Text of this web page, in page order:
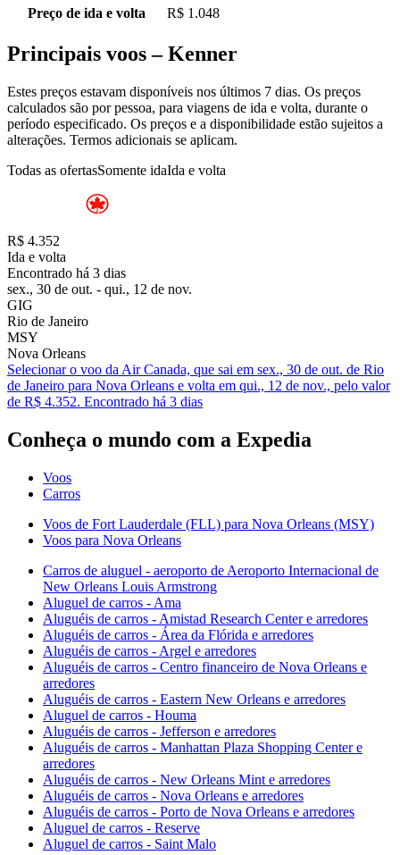
Preço de ida e volta
R$ 1.048
Principais voos – Kenner
Estes preços estavam disponíveis nos últimos 7 dias. Os preços
calculados são por pessoa, para viagens de ida e volta, durante o
período especificado. Os preços e a disponibilidade estão sujeitos a
alterações. Termos adicionais se aplicam.
Todas as ofertasSomente idaIda e volta
R$ 4.352
Ida e volta
Encontrado há 3 dias
sex., 30 de out. - qui., 12 de nov.
GIG
Rio de Janeiro
MSY
Nova Orleans
Selecionar o voo da Air Canada, que sai em sex., 30 de out. de Rio
de Janeiro para Nova Orleans e volta em qui., 12 de nov., pelo valor
de R$ 4.352. Encontrado há 3 dias
Conheça o mundo com a Expedia
Voos
Carros
Voos de Fort Lauderdale (FLL) para Nova Orleans (MSY)
Voos para Nova Orleans
Carros de aluguel - aeroporto de Aeroporto Internacional de
New Orleans Louis Armstrong
Aluguel de carros - Ama
Aluguéis de carros - Amistad Research Center e arredores
Aluguéis de carros - Área da Flórida e arredores
Aluguéis de carros - Argel e arredores
Aluguéis de carros - Centro financeiro de Nova Orleans e
arredores
Aluguéis de carros - Eastern New Orleans e arredores
Aluguel de carros - Houma
Aluguéis de carros - Jefferson e arredores
Aluguéis de carros - Manhattan Plaza Shopping Center e
arredores
Aluguéis de carros - New Orleans Mint e arredores
Aluguéis de carros - Nova Orleans e arredores
Aluguéis de carros - Porto de Nova Orleans e arredores
Aluguel de carros - Reserve
Aluguel de carros - Saint Malo